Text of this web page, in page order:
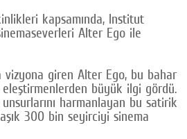
kapsamında, Institut
Alter Ego ile
vizyona giren Alter Ego, bu bahar
büyük ilgi gördü.
harmanlayan bu satirik
300 bin seyirciyi sinema